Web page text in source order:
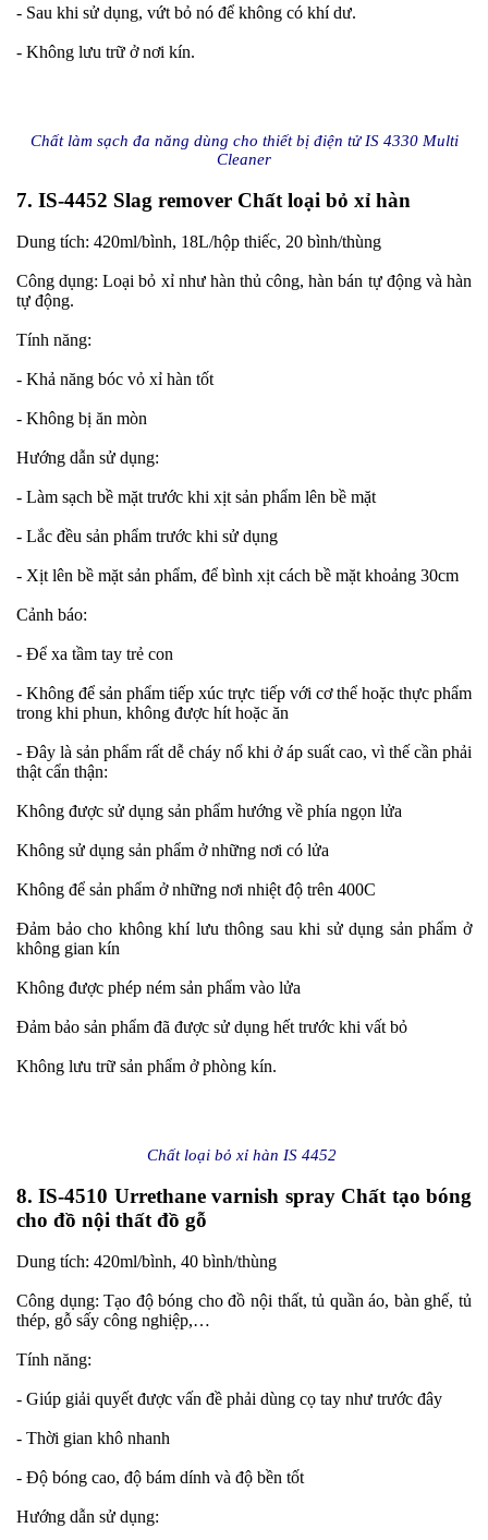
- Sau khi sử dụng, vứt bỏ nó để không có khí dư.
- Không lưu trữ ở nơi kín.
Chất làm sạch đa năng dùng cho thiết bị điện tử IS 4330 Multi
Cleaner
7. IS-4452 Slag remover Chất loại bỏ xỉ hàn
Dung tích: 420ml/bình, 18L/hộp thiếc, 20 bình/thùng
Công dụng: Loại bỏ xỉ như hàn thủ công, hàn bán tự động và hàn
tự động.
Tính năng:
- Khả năng bóc vỏ xỉ hàn tốt
- Không bị ăn mòn
Hướng dẫn sử dụng:
- Làm sạch bề mặt trước khi xịt sản phẩm lên bề mặt
- Lắc đều sản phẩm trước khi sử dụng
- Xịt lên bề mặt sản phẩm, để bình xịt cách bề mặt khoảng 30cm
Cảnh báo:
- Để xa tầm tay trẻ con
- Không để sản phẩm tiếp xúc trực tiếp với cơ thể hoặc thực phẩm
trong khi phun, không được hít hoặc ăn
- Đây là sản phẩm rất dễ cháy nổ khi ở áp suất cao, vì thế cần phải
thật cẩn thận:
Không được sử dụng sản phẩm hướng về phía ngọn lửa
Không sử dụng sản phẩm ở những nơi có lửa
Không để sản phẩm ở những nơi nhiệt độ trên 400C
Đảm bảo cho không khí lưu thông sau khi sử dụng sản phẩm ở
không gian kín
Không được phép ném sản phẩm vào lửa
Đảm bảo sản phẩm đã được sử dụng hết trước khi vất bỏ
Không lưu trữ sản phẩm ở phòng kín.
Chất loại bỏ xỉ hàn IS 4452
8. IS-4510 Urrethane varnish spray Chất tạo bóng
cho đồ nội thất đồ gỗ
Dung tích: 420ml/bình, 40 bình/thùng
Công dụng: Tạo độ bóng cho đồ nội thất, tủ quần áo, bàn ghế, tủ
thép, gỗ sấy công nghiệp,…
Tính năng:
- Giúp giải quyết được vấn đề phải dùng cọ tay như trước đây
- Thời gian khô nhanh
- Độ bóng cao, độ bám dính và độ bền tốt
Hướng dẫn sử dụng: